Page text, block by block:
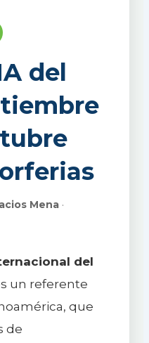
del
Mena·
del
un referente
que
de